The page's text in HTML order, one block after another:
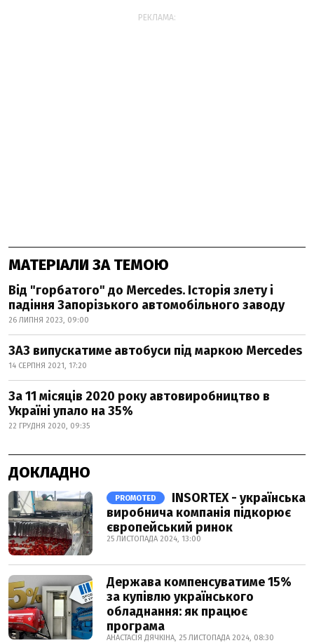
РЕКЛАМА:
МАТЕРІАЛИ ЗА ТЕМОЮ
Від "горбатого" до Mercedes. Історія злету і
падіння Запорізького автомобільного заводу
26 ЛИПНЯ 2023, 09:00
ЗАЗ випускатиме автобуси під маркою Mercedes
14 СЕРПНЯ 2021, 17:20
За 11 місяців 2020 року автовиробництво в
Україні упало на 35%
22 ГРУДНЯ 2020, 09:35
ДОКЛАДНО
PROMOTED
INSORTEX - українська
виробнича компанія підкорює
європейський ринок
25 ЛИСТОПАДА 2024, 13:00
Держава компенсуватиме 15%
за купівлю українського
обладнання: як працює
програма
АНАСТАСІЯ ДЯЧКІНА, 25 ЛИСТОПАДА 2024, 08:30